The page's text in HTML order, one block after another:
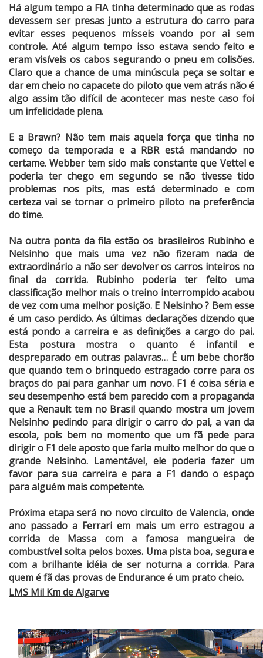
Há algum tempo a FIA tinha determinado que as rodas
devessem ser presas junto a estrutura do carro para
evitar esses pequenos mísseis voando por ai sem
controle. Até algum tempo isso estava sendo feito e
eram visíveis os cabos segurando o pneu em colisões.
Claro que a chance de uma minúscula peça se soltar e
dar em cheio no capacete do piloto que vem atrás não é
algo assim tão difícil de acontecer mas neste caso foi
um infelicidade plena.
E a Brawn? Não tem mais aquela força que tinha no
começo da temporada e a RBR está mandando no
certame. Webber tem sido mais constante que Vettel e
poderia ter chego em segundo se não tivesse tido
problemas nos pits, mas está determinado e com
certeza vai se tornar o primeiro piloto na preferência
do time.
Na outra ponta da fila estão os brasileiros Rubinho e
Nelsinho que mais uma vez não fizeram nada de
extraordinário a não ser devolver os carros inteiros no
final da corrida. Rubinho poderia ter feito uma
classificação melhor mais o treino interrompido acabou
de vez com uma melhor posição. E Nelsinho ? Bem esse
é um caso perdido. As últimas declarações dizendo que
está pondo a carreira e as definições a cargo do pai.
Esta postura mostra o quanto é infantil e
despreparado em outras palavras… É um bebe chorão
que quando tem o brinquedo estragado corre para os
braços do pai para ganhar um novo. F1 é coisa séria e
seu desempenho está bem parecido com a propaganda
que a Renault tem no Brasil quando mostra um jovem
Nelsinho pedindo para dirigir o carro do pai, a van da
escola, pois bem no momento que um fã pede para
dirigir o F1 dele aposto que faria muito melhor do que o
grande Nelsinho. Lamentável, ele poderia fazer um
favor para sua carreira e para a F1 dando o espaço
para alguém mais competente.
Próxima etapa será no novo circuito de Valencia, onde
ano passado a Ferrari em mais um erro estragou a
corrida de Massa com a famosa mangueira de
combustível solta pelos boxes. Uma pista boa, segura e
com a brilhante idéia de ser noturna a corrida. Para
quem é fã das provas de Endurance é um prato cheio.
LMS Mil Km de Algarve